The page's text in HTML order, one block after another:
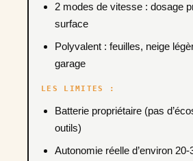
2 modes de vitesse : dosage
surface
Polyvalent : feuilles, neige
garage
LES LIMITES :
Batterie propriétaire (pas
outils)
Autonomie réelle d’environ